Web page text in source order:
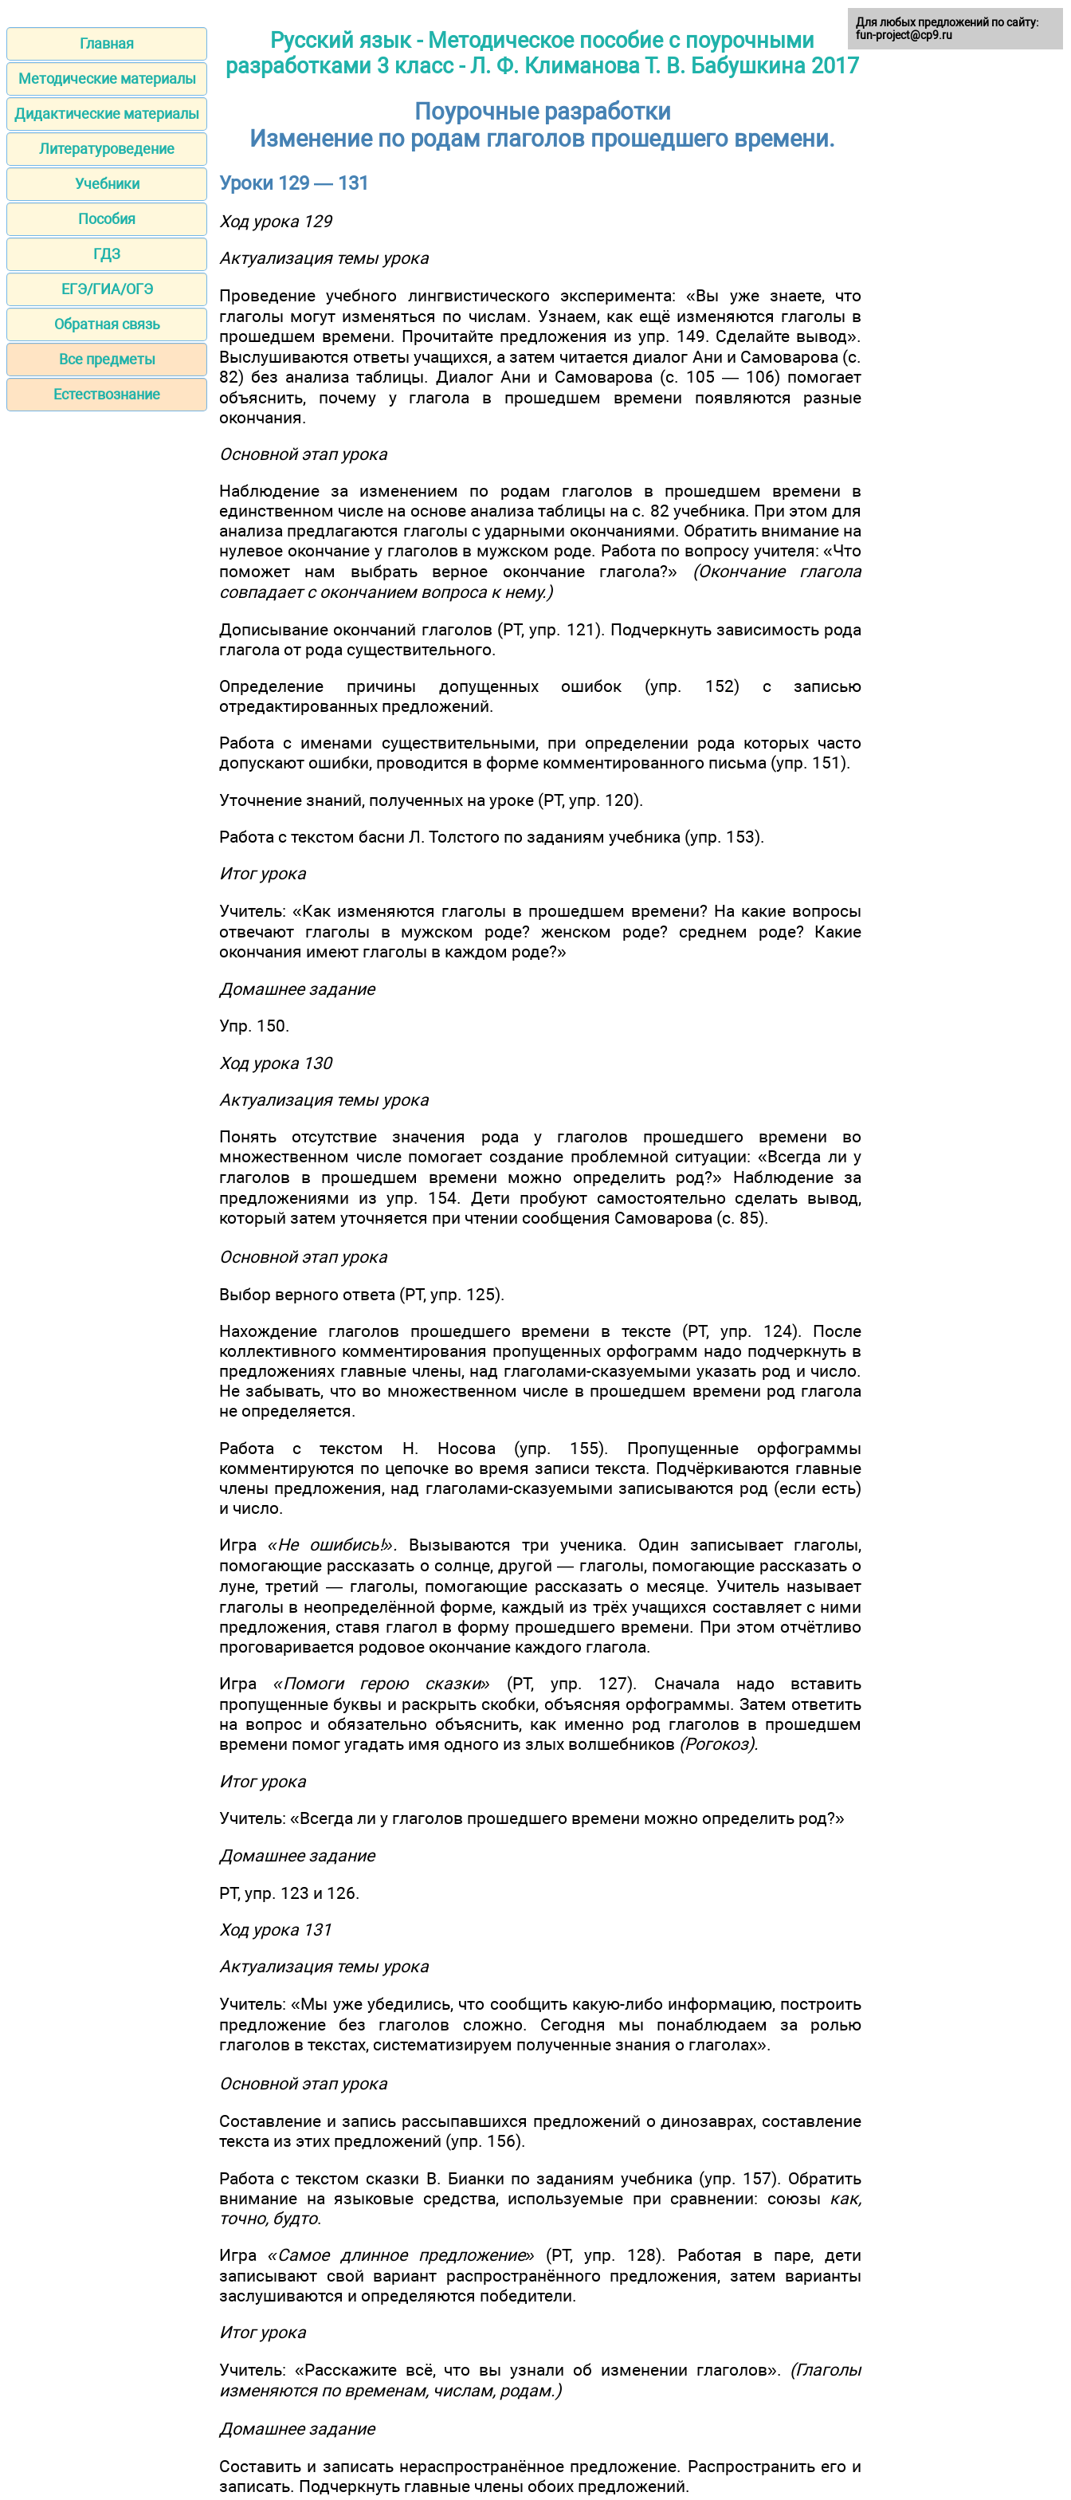
Главная
Методические материалы
Дидактические материалы
Литературоведение
Учебники
Пособия
ГДЗ
ЕГЭ/ГИА/ОГЭ
Обратная связь
Все предметы
Естествознание
Русский язык - Методическое пособие с поурочными
разработками 3 класс - Л. Ф. Климанова Т. В. Бабушкина 2017
Поурочные разработки
Изменение по родам глаголов прошедшего времени.
Уроки 129 — 131
Ход урока 129
Актуализация темы урока
Проведение учебного лингвистического эксперимента: «Вы уже знаете, что
глаголы могут изменяться по числам. Узнаем, как ещё изменяются глаголы в
прошедшем времени. Прочитайте предложения из упр. 149. Сделайте вывод».
Выслушиваются ответы учащихся, а затем читается диалог Ани и Самоварова (с.
82) без анализа таблицы. Диалог Ани и Самоварова (с. 105 — 106) помогает
объяснить, почему у глагола в прошедшем времени появляются разные
окончания.
Основной этап урока
Наблюдение за изменением по родам глаголов в прошедшем времени в
единственном числе на основе анализа таблицы на с. 82 учебника. При этом для
анализа предлагаются глаголы с ударными окончаниями. Обратить внимание на
нулевое окончание у глаголов в мужском роде. Работа по вопросу учителя: «Что
поможет нам выбрать верное окончание глагола?» (Окончание глагола
совпадает с окончанием вопроса к нему.)
Дописывание окончаний глаголов (РТ, упр. 121). Подчеркнуть зависимость рода
глагола от рода существительного.
Определение причины допущенных ошибок (упр. 152) с записью
отредактированных предложений.
Работа с именами существительными, при определении рода которых часто
допускают ошибки, проводится в форме комментированного письма (упр. 151).
Уточнение знаний, полученных на уроке (РТ, упр. 120).
Работа с текстом басни Л. Толстого по заданиям учебника (упр. 153).
Итог урока
Учитель: «Как изменяются глаголы в прошедшем времени? На какие вопросы
отвечают глаголы в мужском роде? женском роде? среднем роде? Какие
окончания имеют глаголы в каждом роде?»
Домашнее задание
Упр. 150.
Ход урока 130
Актуализация темы урока
Понять отсутствие значения рода у глаголов прошедшего времени во
множественном числе помогает создание проблемной ситуации: «Всегда ли у
глаголов в прошедшем времени можно определить род?» Наблюдение за
предложениями из упр. 154. Дети пробуют самостоятельно сделать вывод,
который затем уточняется при чтении сообщения Самоварова (с. 85).
Основной этап урока
Выбор верного ответа (РТ, упр. 125).
Нахождение глаголов прошедшего времени в тексте (РТ, упр. 124). После
коллективного комментирования пропущенных орфограмм надо подчеркнуть в
предложениях главные члены, над глаголами-сказуемыми указать род и число.
Не забывать, что во множественном числе в прошедшем времени род глагола
не определяется.
Работа с текстом Н. Носова (упр. 155). Пропущенные орфограммы
комментируются по цепочке во время записи текста. Подчёркиваются главные
члены предложения, над глаголами-сказуемыми записываются род (если есть)
и число.
Игра «Не ошибись!». Вызываются три ученика. Один записывает глаголы,
помогающие рассказать о солнце, другой — глаголы, помогающие рассказать о
луне, третий — глаголы, помогающие рассказать о месяце. Учитель называет
глаголы в неопределённой форме, каждый из трёх учащихся составляет с ними
предложения, ставя глагол в форму прошедшего времени. При этом отчётливо
проговаривается родовое окончание каждого глагола.
Игра «Помоги герою сказки» (РТ, упр. 127). Сначала надо вставить
пропущенные буквы и раскрыть скобки, объясняя орфограммы. Затем ответить
на вопрос и обязательно объяснить, как именно род глаголов в прошедшем
времени помог угадать имя одного из злых волшебников (Рогокоз).
Итог урока
Учитель: «Всегда ли у глаголов прошедшего времени можно определить род?»
Домашнее задание
РТ, упр. 123 и 126.
Ход урока 131
Актуализация темы урока
Учитель: «Мы уже убедились, что сообщить какую-либо информацию, построить
предложение без глаголов сложно. Сегодня мы понаблюдаем за ролью
глаголов в текстах, систематизируем полученные знания о глаголах».
Основной этап урока
Составление и запись рассыпавшихся предложений о динозаврах, составление
текста из этих предложений (упр. 156).
Работа с текстом сказки В. Бианки по заданиям учебника (упр. 157). Обратить
внимание на языковые средства, используемые при сравнении: союзы как,
точно, будто.
Игра«Самое длинное предложение» (РТ, упр. 128). Работая в паре, дети
записывают свой вариант распространённого предложения, затем варианты
заслушиваются и определяются победители.
Итог урока
Учитель: «Расскажите всё, что вы узнали об изменении глаголов». (Глаголы
изменяются по временам, числам, родам.)
Домашнее задание
Составить и записать нераспространённое предложение. Распространить его и
записать. Подчеркнуть главные члены обоих предложений.
Для любых предложений по сайту:
fun-project@cp9.ru